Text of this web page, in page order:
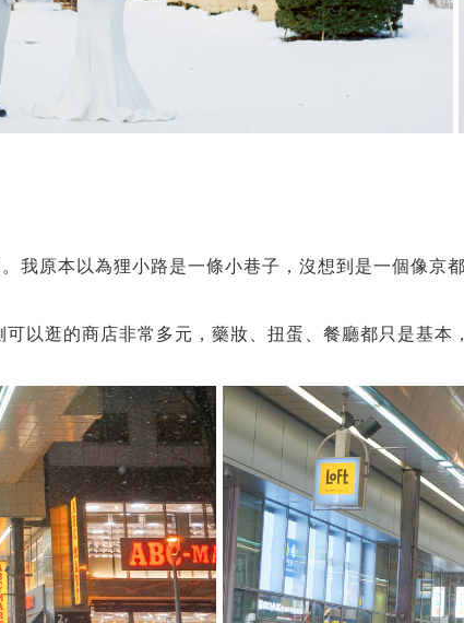
我原本以為狸小路是一條小巷子，沒想到是一個像京
可以逛的商店非常多元，藥妝、扭蛋、餐廳都只是基